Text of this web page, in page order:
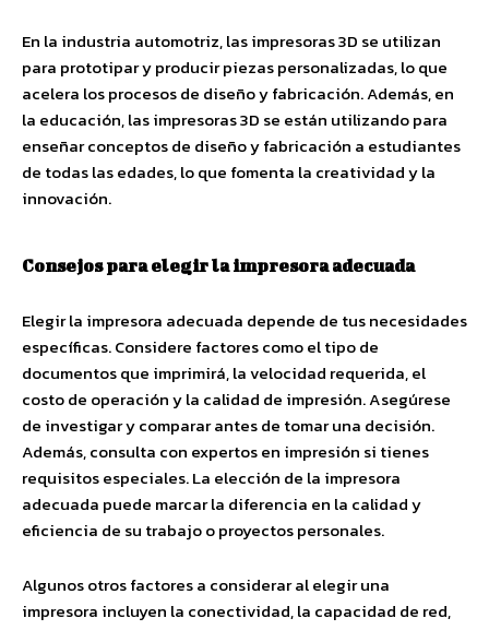
En la industria automotriz, las impresoras 3D se utilizan
para prototipar y producir piezas personalizadas, lo que
acelera los procesos de diseño y fabricación. Además, en
la educación, las impresoras 3D se están utilizando para
enseñar conceptos de diseño y fabricación a estudiantes
de todas las edades, lo que fomenta la creatividad y la
innovación.
Consejos para elegir la impresora adecuada
Elegir la impresora adecuada depende de tus necesidades
específicas. Considere factores como el tipo de
documentos que imprimirá, la velocidad requerida, el
costo de operación y la calidad de impresión. Asegúrese
de investigar y comparar antes de tomar una decisión.
Además, consulta con expertos en impresión si tienes
requisitos especiales. La elección de la impresora
adecuada puede marcar la diferencia en la calidad y
eficiencia de su trabajo o proyectos personales.
Algunos otros factores a considerar al elegir una
impresora incluyen la conectividad, la capacidad de red,